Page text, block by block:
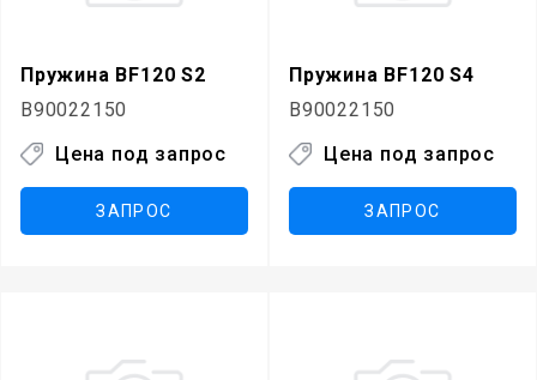
Пружина BF120 S2
B90022150
Цена под запрос
ЗАПРОС
Пружина BF120 S4
B90022150
Цена под запрос
ЗАПРОС